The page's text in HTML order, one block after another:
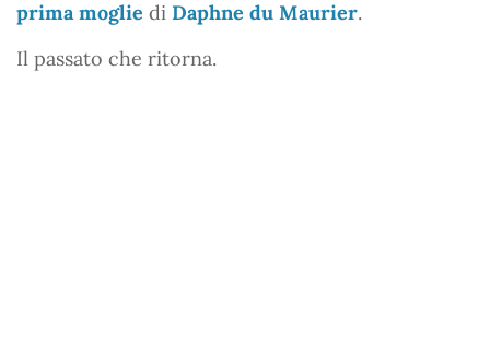
prima moglie di Daphne du Maurier.
Il passato che ritorna.